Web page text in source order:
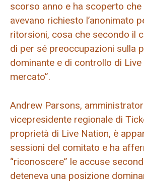
scorso anno e ha scoperto
avevano richiesto l’anonimato
ritorsioni, cosa che secondo il
di per sé preoccupazioni sulla
dominante e di controllo di Live
mercato”.
Andrew Parsons,
vicepresidente regionale di
proprietà di Live Nation, è
sessioni del comitato e ha
“riconoscere” le accuse
deteneva una posizione